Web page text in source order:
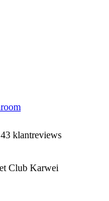
klantreviews
Club Karwei